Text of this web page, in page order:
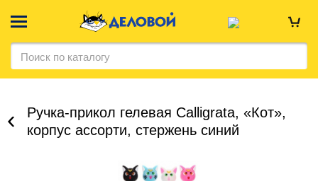
Ручка-прикол гелевая Calligrata, «Кот»,
корпус ассорти, стержень синий